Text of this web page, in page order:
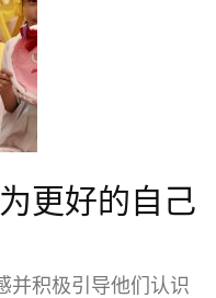
更好的自己
并积极引导他们认识